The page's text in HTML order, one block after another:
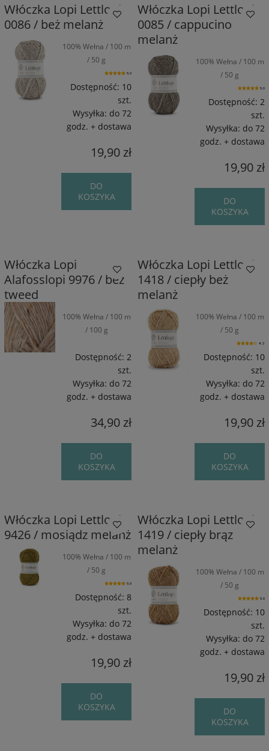
Włóczka Lopi Lettlopi
0086 / beż melanż
100% Wełna / 100 m
/ 50 g
5.0
Dostępność: 10
szt.
Wysyłka: do 72
godz. + dostawa
19,90 zł
DO
KOSZYKA
Włóczka Lopi Lettlopi
0085 / cappucino
melanż
100% Wełna / 100 m
/ 50 g
5.0
Dostępność: 2
szt.
Wysyłka: do 72
godz. + dostawa
19,90 zł
DO
KOSZYKA
Włóczka Lopi
Alafosslopi 9976 / beż
tweed
100% Wełna / 100 m
/ 100 g
Dostępność: 2
szt.
Wysyłka: do 72
godz. + dostawa
34,90 zł
DO
KOSZYKA
Włóczka Lopi Lettlopi
1418 / ciepły beż
melanż
100% Wełna / 100 m
/ 50 g
4.3
Dostępność: 10
szt.
Wysyłka: do 72
godz. + dostawa
19,90 zł
DO
KOSZYKA
Włóczka Lopi Lettlopi
9426 / mosiądz melanż
100% Wełna / 100 m
/ 50 g
5.0
Dostępność: 8
szt.
Wysyłka: do 72
godz. + dostawa
19,90 zł
DO
KOSZYKA
Włóczka Lopi Lettlopi
1419 / ciepły brąz
melanż
100% Wełna / 100 m
/ 50 g
5.0
Dostępność: 10
szt.
Wysyłka: do 72
godz. + dostawa
19,90 zł
DO
KOSZYKA